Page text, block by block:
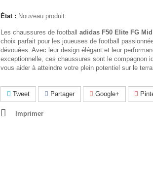
État : Nouveau produit
Les chaussures de football adidas F50 Elite FG Mid
choix parfait pour les joueuses de football
dévouées. Avec leur design élégant et leur
exceptionnelle, ces chaussures sont le compagnon
vous aider à atteindre votre plein potentiel sur le
Tweet Partager Google+
Imprimer